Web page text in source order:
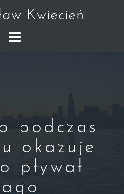
Kwiecień
podczas
okazuje
pływał